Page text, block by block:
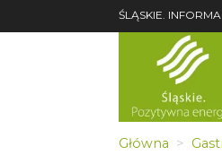
ŚLĄSKIE.
Główna